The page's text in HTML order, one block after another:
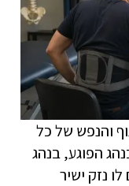
והנפש של כל
הפוגע, בנהג
נזק ישיר